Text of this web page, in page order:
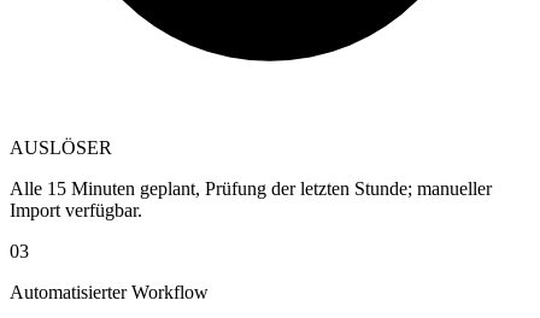
AUSLÖSER
Alle 15 Minuten geplant, Prüfung der letzten Stunde; manueller
Import verfügbar.
03
Automatisierter Workflow